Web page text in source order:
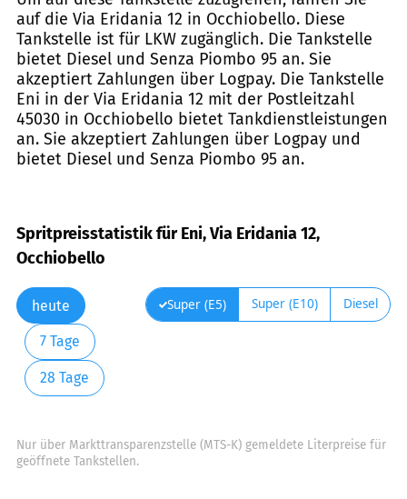
auf die Via Eridania 12 in Occhiobello. Diese
Tankstelle ist für LKW zugänglich. Die Tankstelle
bietet Diesel und Senza Piombo 95 an. Sie
akzeptiert Zahlungen über Logpay. Die Tankstelle
Eni in der Via Eridania 12 mit der Postleitzahl
45030 in Occhiobello bietet Tankdienstleistungen
an. Sie akzeptiert Zahlungen über Logpay und
bietet Diesel und Senza Piombo 95 an.
Spritpreisstatistik für Eni, Via Eridania 12,
Occhiobello
heute
7 Tage
28 Tage
Super (E5) Super (E10) Diesel
Nur über Markttransparenzstelle (MTS-K) gemeldete Literpreise für
geöffnete Tankstellen.